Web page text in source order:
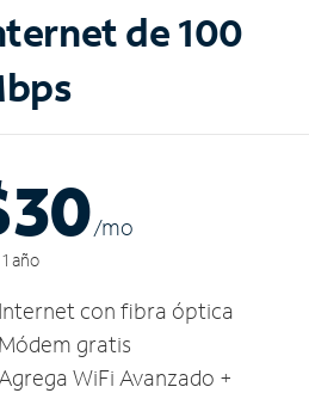
de 100
/mo
año
Internet con fibra óptica
Módem gratis
Agrega WiFi Avanzado +